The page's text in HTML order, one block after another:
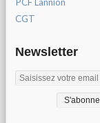
CGT
Newsletter